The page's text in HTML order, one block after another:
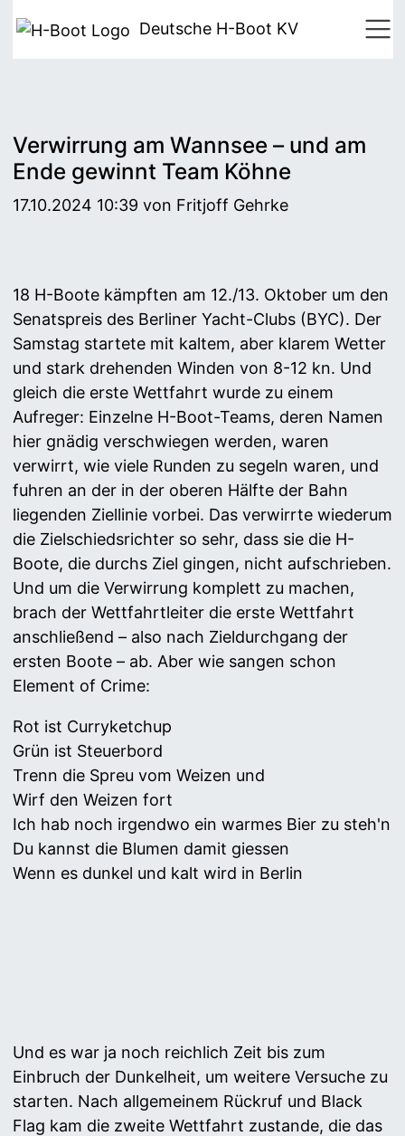
Deutsche H-Boot KV
Verwirrung am Wannsee – und am
Ende gewinnt Team Köhne
17.10.2024 10:39 von Fritjoff Gehrke
18 H-Boote kämpften am 12./13. Oktober um den
Senatspreis des Berliner Yacht-Clubs (BYC). Der
Samstag startete mit kaltem, aber klarem Wetter
und stark drehenden Winden von 8-12 kn. Und
gleich die erste Wettfahrt wurde zu einem
Aufreger: Einzelne H-Boot-Teams, deren Namen
hier gnädig verschwiegen werden, waren
verwirrt, wie viele Runden zu segeln waren, und
fuhren an der in der oberen Hälfte der Bahn
liegenden Ziellinie vorbei. Das verwirrte wiederum
die Zielschiedsrichter so sehr, dass sie die H-
Boote, die durchs Ziel gingen, nicht aufschrieben.
Und um die Verwirrung komplett zu machen,
brach der Wettfahrtleiter die erste Wettfahrt
anschließend – also nach Zieldurchgang der
ersten Boote – ab. Aber wie sangen schon
Element of Crime:
Rot ist Curryketchup
Grün ist Steuerbord
Trenn die Spreu vom Weizen und
Wirf den Weizen fort
Ich hab noch irgendwo ein warmes Bier zu steh'n
Du kannst die Blumen damit giessen
Wenn es dunkel und kalt wird in Berlin
Und es war ja noch reichlich Zeit bis zum
Einbruch der Dunkelheit, um weitere Versuche zu
starten. Nach allgemeinem Rückruf und Black
Flag kam die zweite Wettfahrt zustande, die das